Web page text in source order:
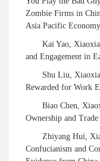
Zombie Firms in
Asia Pacific
Kai Yao,
and Engagement in
Shu Liu,
Rewarded for Work
Biao Chen,
Ownership and
Zhiyang Hui,
Confucianism and